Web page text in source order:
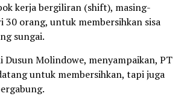
kerja bergiliran (shift), masing-
30 orang, untuk membersihkan sisa
sungai.
Dusun Molindowe, menyampaikan, PT
untuk membersihkan, tapi juga